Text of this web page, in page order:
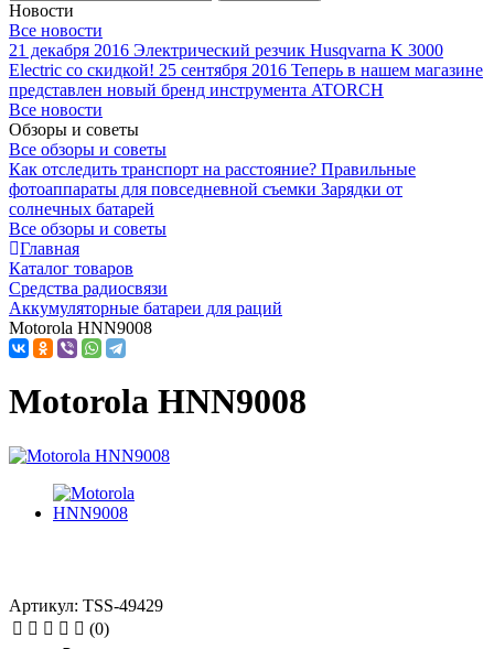
Новости
Все новости
21 декабря 2016 Электрический резчик Husqvarna K 3000
Electric со скидкой! 25 сентября 2016 Теперь в нашем магазине
представлен новый бренд инструмента ATORCH
Все новости
Обзоры и советы
Все обзоры и советы
Как отследить транспорт на расстояние? Правильные
фотоаппараты для повседневной съемки Зарядки от
солнечных батарей
Все обзоры и советы
Главная
Каталог товаров
Средства радиосвязи
Аккумуляторные батареи для раций
Motorola HNN9008
Motorola HNN9008
Артикул: TSS-49429
(0)